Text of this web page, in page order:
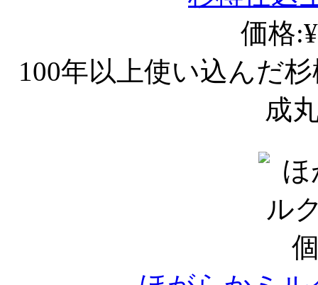
価格
100年以上使い込んだ
成